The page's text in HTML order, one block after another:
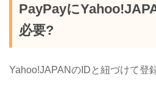
PayPayに
必要?
Yahoo!JAPANのIDと紐づけて登